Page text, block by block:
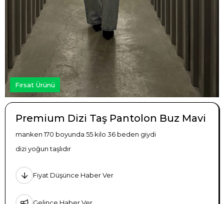
Fırsat Ürünü
Premium Dizi Taş Pantolon Buz Mavi
manken 170 boyunda 55 kilo 36 beden giydi
dizi yoğun taşlıdır
Fiyat Düşünce Haber Ver